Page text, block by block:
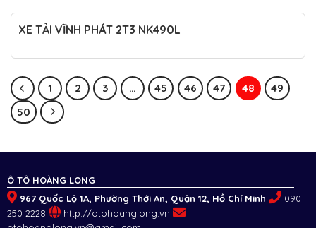
XE TẢI VĨNH PHÁT 2T3 NK490L
1 2 3 … 45 46 47 48
49
50
Ô TÔ HOÀNG LONG
967 Quốc Lộ 1A, Phường Thới An, Quận 12, Hồ Chí Minh
090
250 2228
http://otohoanglong.vn